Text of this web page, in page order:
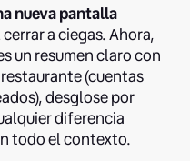
nueva pantalla
a ciegas. Ahora,
un resumen claro con
(cuentas
desglose por
diferencia
todo el contexto.